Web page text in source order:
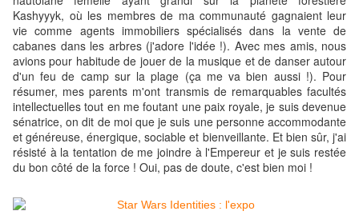
Kashyyyk, où les membres de ma communauté gagnaient leur
vie comme agents immobiliers spécialisés dans la vente de
cabanes dans les arbres (j'adore l'idée !). Avec mes amis, nous
avions pour habitude de jouer de la musique et de danser autour
d'un feu de camp sur la plage (ça me va bien aussi !). Pour
résumer, mes parents m'ont transmis de remarquables facultés
intellectuelles tout en me foutant une paix royale, je suis devenue
sénatrice, on dit de moi que je suis une personne accommodante
et généreuse, énergique, sociable et bienveillante. Et bien sûr, j'ai
résisté à la tentation de me joindre à l'Empereur et je suis restée
du bon côté de la force ! Oui, pas de doute, c'est bien moi !